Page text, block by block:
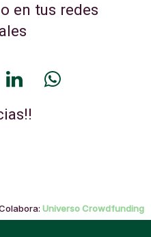
en tus redes
Universo Crowdfunding